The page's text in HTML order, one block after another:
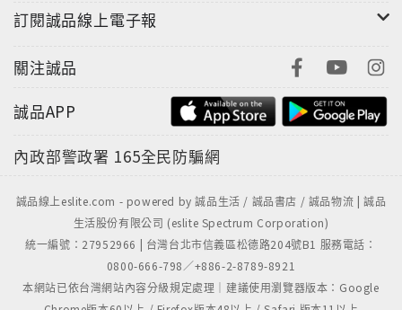
訂閱誠品線上電子報
關注誠品
誠品APP
內政部警政署 165全民防騙網
誠品線上eslite.com - powered by 誠品生活 / 誠品書店 / 誠品物流 | 誠品
生活股份有限公司 (eslite Spectrum Corporation)
統一編號：27952966 | 台灣台北市信義區松德路204號B1 服務電話：
0800-666-798／+886-2-8789-8921
本網站已依台灣網站內容分級規定處理｜建議使用瀏覽器版本：Google